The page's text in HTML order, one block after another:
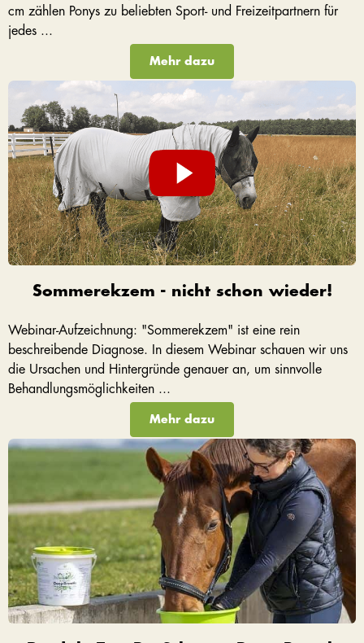
cm zählen Ponys zu beliebten Sport- und Freizeitpartnern für
jedes ...
Mehr dazu
Sommerekzem - nicht schon wieder!
Webinar-Aufzeichnung: "Sommerekzem" ist eine rein
beschreibende Diagnose. In diesem Webinar schauen wir uns
die Ursachen und Hintergründe genauer an, um sinnvolle
Behandlungsmöglichkeiten ...
Mehr dazu